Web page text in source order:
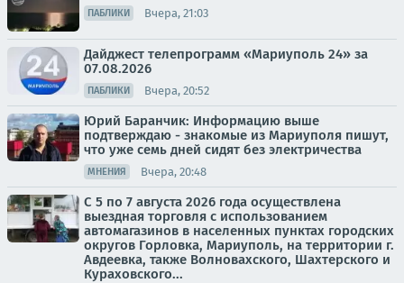
ПАБЛИКИ Вчера, 21:03
Дайджест телепрограмм «Мариуполь 24» за
07.08.2026
ПАБЛИКИ Вчера, 20:52
Юрий Баранчик: Информацию выше
подтверждаю - знакомые из Мариуполя пишут,
что уже семь дней сидят без электричества
МНЕНИЯ Вчера, 20:48
С 5 по 7 августа 2026 года осуществлена
выездная торговля с использованием
автомагазинов в населенных пунктах городских
округов Горловка, Мариуполь, на территории г.
Авдеевка, также Волновахского, Шахтерского и
Кураховского...